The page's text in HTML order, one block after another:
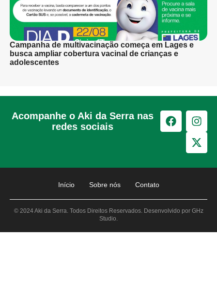
Campanha de multivacinação começa em Lages e
busca ampliar cobertura vacinal de crianças e
adolescentes
Acompanhe o Aki da Serra nas
redes sociais
Início Sobre nós Contato
© 2024 Aki da Serra. Todos Direitos Reservados. Desenvolvido por GHz
Studio.